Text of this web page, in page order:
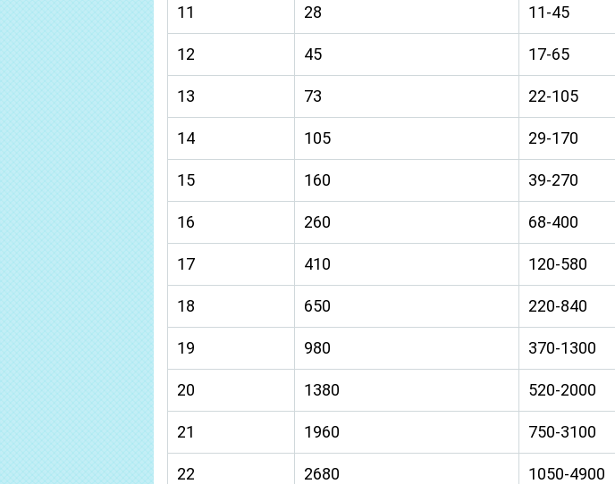
11 28 11-45
12 45 17-65
13 73 22-105
14 105 29-170
15 160 39-270
16 260 68-400
17 410 120-580
18 650 220-840
19 980 370-1300
20 1380 520-2000
21 1960 750-3100
22 2680 1050-4900